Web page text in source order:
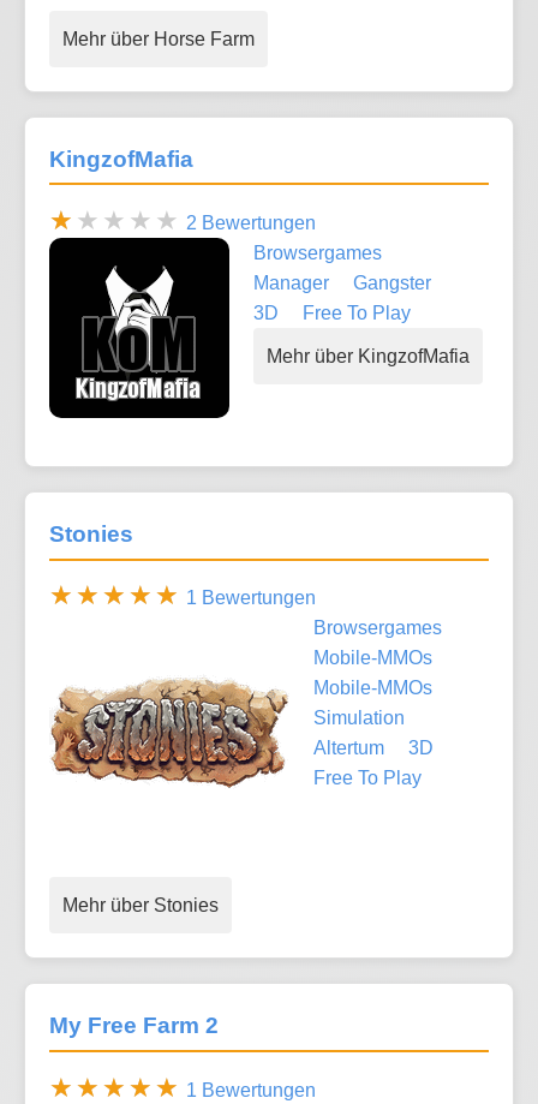
Mehr über Horse Farm
KingzofMafia
2 Bewertungen
Browsergames
Manager
Gangster
3D
Free To Play
Mehr über KingzofMafia
Stonies
1 Bewertungen
Browsergames
Mobile-MMOs
Mobile-MMOs
Simulation
Altertum
3D
Free To Play
Mehr über Stonies
My Free Farm 2
1 Bewertungen